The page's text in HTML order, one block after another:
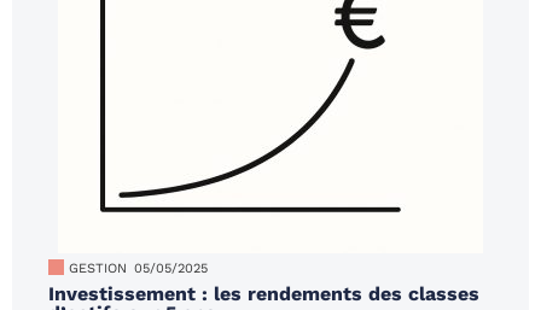
GESTION 05/05/2025
Investissement : les rendements des classes